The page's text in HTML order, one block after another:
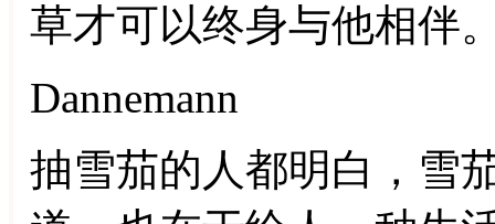
草才可以终身与他相伴
Dannemann
抽雪茄的人都明白，雪